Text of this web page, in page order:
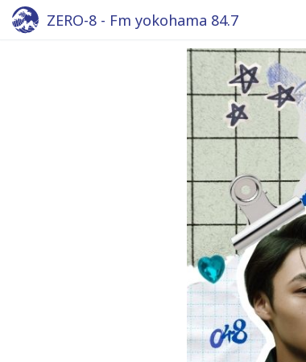
ZERO-8 - Fm yokohama 84.7